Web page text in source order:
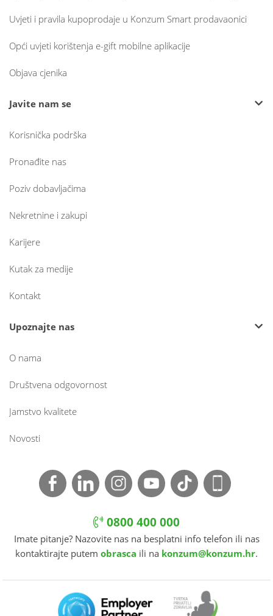
Uvjeti i pravila kupoprodaje u Konzum Smart prodavaonici
Opći uvjeti korištenja e-gift mobilne aplikacije
Objava cjenika
Javite nam se
Korisnička podrška
Pronađite nas
Poziv dobavljačima
Nekretnine i zakupi
Karijere
Kutak za medije
Kontakt
Upoznajte nas
O nama
Društvena odgovornost
Jamstvo kvalitete
Novosti
0800 400 000
Imate pitanje? Nazovite nas na besplatni info telefon ili nas
kontaktirajte putem obrasca ili na konzum@konzum.hr.